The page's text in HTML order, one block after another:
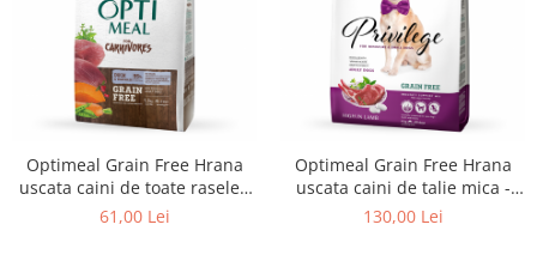
Optimeal Grain Free Hrana
uscata caini de toate rasele -
Rata si legume, 1,5 kg
61,00 Lei
Optimeal Grain Free Hrana
uscata caini de talie mica -
continut ridicat de miel, 4kg
130,00 Lei